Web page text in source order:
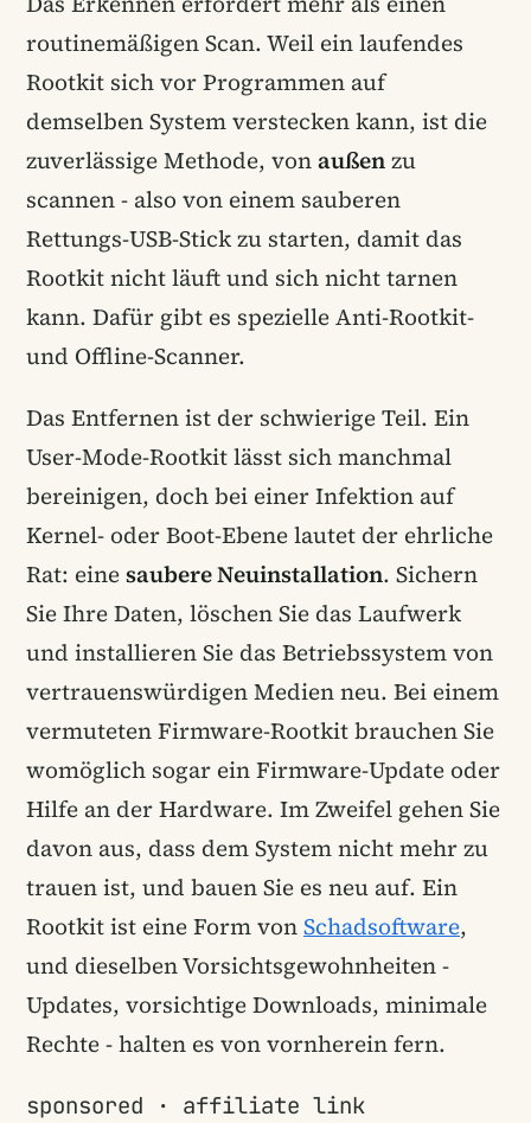
routinemäßigen Scan. Weil ein laufendes
Rootkit sich vor Programmen auf
demselben System verstecken kann, ist die
zuverlässige Methode, vonaußenzu
scannen - also von einem sauberen
Rettungs-USB-Stick zu starten, damit das
Rootkit nicht läuft und sich nicht tarnen
kann. Dafür gibt es spezielle Anti-Rootkit-
und Offline-Scanner.
Das Entfernen ist der schwierige Teil. Ein
User-Mode-Rootkit lässt sich manchmal
bereinigen, doch bei einer Infektion auf
Kernel- oder Boot-Ebene lautet der ehrliche
Rat: einesaubere Neuinstallation. Sichern
Sie Ihre Daten, löschen Sie das Laufwerk
und installieren Sie das Betriebssystem von
vertrauenswürdigen Medien neu. Bei einem
vermuteten Firmware-Rootkit brauchen Sie
womöglich sogar ein Firmware-Update oder
Hilfe an der Hardware. Im Zweifel gehen Sie
davon aus, dass dem System nicht mehr zu
trauen ist, und bauen Sie es neu auf. Ein
Rootkit ist eine Form vonSchadsoftware,
und dieselben Vorsichtsgewohnheiten -
Updates, vorsichtige Downloads, minimale
Rechte - halten es von vornherein fern.
sponsored · affiliate link